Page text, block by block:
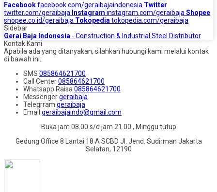
Facebookfacebook.com/geraibajaindonesia Twitter
twitter.com/geraibaja Instagram instagram.com/geraibaja Shopee
shopee.co.id/geraibaja Tokopedia tokopedia.com/geraibaja
Sidebar
Gerai Baja Indonesia - Construction & Industrial Steel Distributor
Kontak Kami
Apabila ada yang ditanyakan, silahkan hubungi kami melalui kontak
di bawah ini.
SMS 085864621700
Call Center085864621700
Whatsapp Raisa 085864621700
Messengergeraibaja
Telegrram geraibaja
Email geraibajaindo@gmail.com
Buka jam 08.00 s/d jam 21.00 , Minggu tutup
Gedung Office 8 Lantai 18 A SCBD Jl. Jend. Sudirman Jakarta
Selatan, 12190